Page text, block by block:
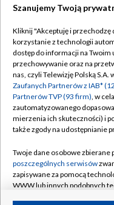
Abonament TVP
Emisja w TVP
Centrum informacji
Naziemna Telewizja
Rada Programowa
System NOS
Informacje o nadawcy
Szanujemy Twoją
Kliknij "Akceptuję i przechodzę
korzystanie z technologii
dostęp do informacji na
przechowywanie oraz na
nas, czyli Telewizję Polską S.A.
Zaufanych Partnerów z IAB*
Partnerów TVP (93 firm), w
zautomatyzowanego
mierzenia ich skuteczności) i
także zgody na udostępnianie
Twoje dane osobowe zbierane
poszczególnych serwisów
zapisywane za pomocą
WWW lub innych podobnych